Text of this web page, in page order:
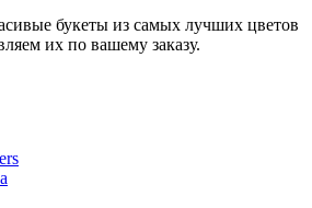
букеты из самых лучших цветов
их по вашему заказу.